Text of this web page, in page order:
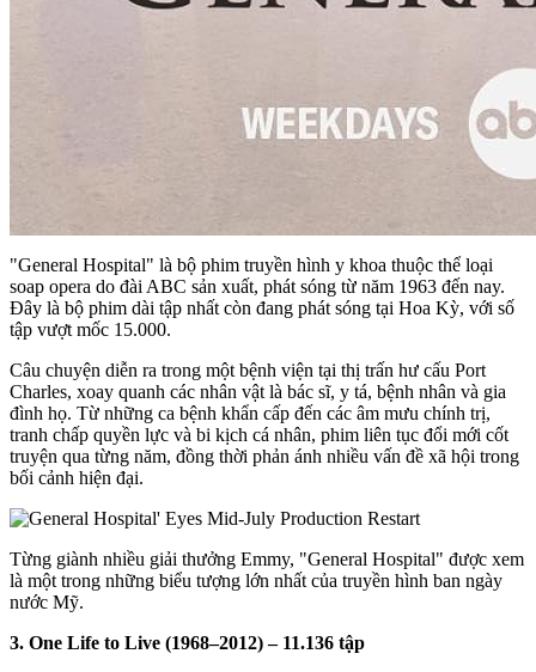
"General Hospital" là bộ phim truyền hình y khoa thuộc thể loại
soap opera do đài ABC sản xuất, phát sóng từ năm 1963 đến nay.
Đây là bộ phim dài tập nhất còn đang phát sóng tại Hoa Kỳ, với số
tập vượt mốc 15.000.
Câu chuyện diễn ra trong một bệnh viện tại thị trấn hư cấu Port
Charles, xoay quanh các nhân vật là bác sĩ, y tá, bệnh nhân và gia
đình họ. Từ những ca bệnh khẩn cấp đến các âm mưu chính trị,
tranh chấp quyền lực và bi kịch cá nhân, phim liên tục đổi mới cốt
truyện qua từng năm, đồng thời phản ánh nhiều vấn đề xã hội trong
bối cảnh hiện đại.
Từng giành nhiều giải thưởng Emmy, "General Hospital" được xem
là một trong những biểu tượng lớn nhất của truyền hình ban ngày
nước Mỹ.
3. One Life to Live (1968–2012) – 11.136 tập